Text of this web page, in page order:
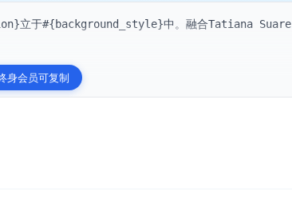
立于#{background_style}中。融合Tatiana Suare
身会员可复制